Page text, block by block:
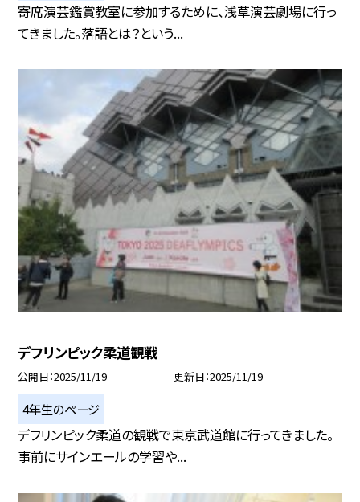
寄席演芸鑑賞教室に参加するために、浅草演芸劇場に行っ
てきました。落語とは？という...
デフリンピック柔道観戦
公開日 2025/11/19 更新日 2025/11/19
4年生のページ
デフリンピック柔道の観戦で東京武道館に行ってきました。
事前にサインエールの学習や...